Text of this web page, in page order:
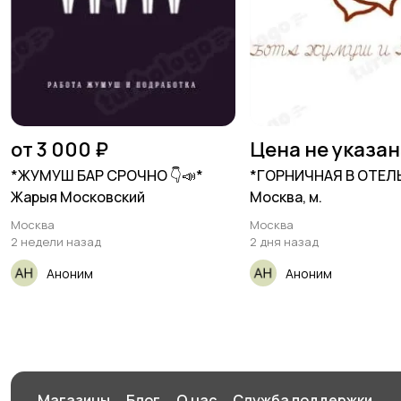
от 3 000 ₽
*ЖУМУШ БАР СРОЧНО 👇📣*
Жарыя Московский
Москва
2 недели назад
Аноним
Цена не
*ГОРНИЧНАЯ В
Москва, м.
Москва
2 дня назад
Аноним